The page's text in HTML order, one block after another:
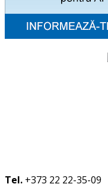
Tel. +373 22 22-35-09